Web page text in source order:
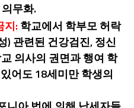
의무화.
지: 학교에서 학부모 허락
) 관련된 건강검진, 정신
의사의 권면과 행여 학
어도 18세미만 학생의